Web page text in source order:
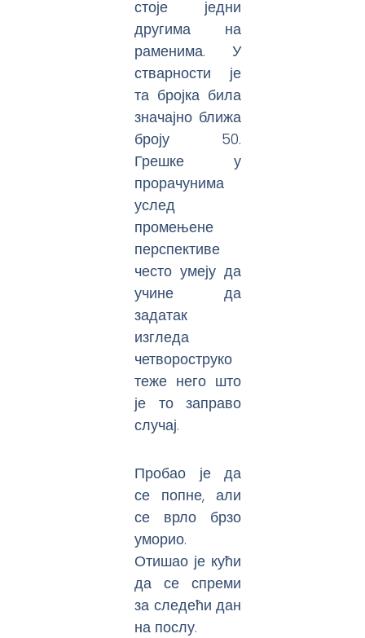
стоје једни
другима на
раменима. У
стварности је
та бројка била
значајно ближа
броју 50.
Грешке у
прорачунима
услед
промењене
перспективе
често умеју да
учине да
задатак
изгледа
четвороструко
теже него што
је то заправо
случај.
Пробао је да
се попне, али
се врло брзо
уморио.
Отишао је кући
да се спреми
за следећи дан
на послу.